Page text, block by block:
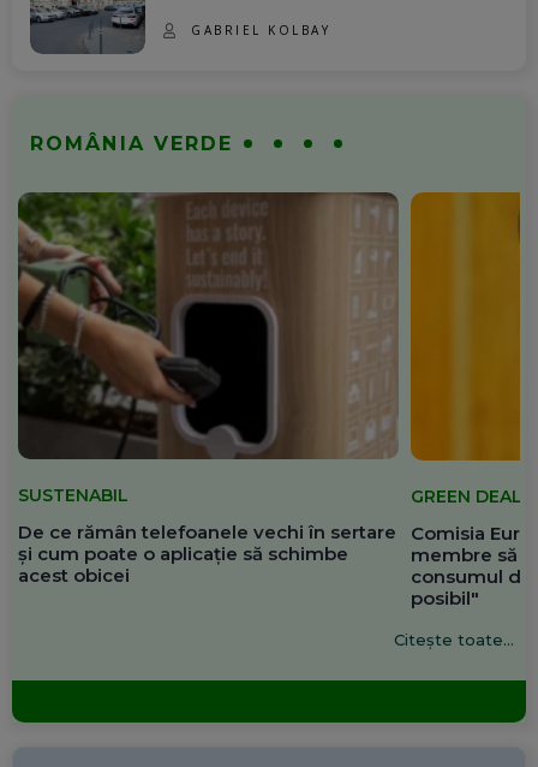
GABRIEL KOLBAY
ROMÂNIA VERDE
SUSTENABIL
De ce rămân telefoanele vechi în sertare
și cum poate o aplicație să schimbe
acest obicei
GREEN DEAL
Comisia
membre să
consumul de
posibil"
Citește toate...